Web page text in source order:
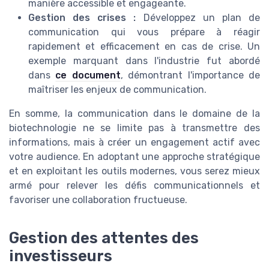
manière accessible et engageante.
Gestion des crises : Développez un plan de
communication qui vous prépare à réagir
rapidement et efficacement en cas de crise. Un
exemple marquant dans l'industrie fut abordé
dans ce document, démontrant l'importance de
maîtriser les enjeux de communication.
En somme, la communication dans le domaine de la
biotechnologie ne se limite pas à transmettre des
informations, mais à créer un engagement actif avec
votre audience. En adoptant une approche stratégique
et en exploitant les outils modernes, vous serez mieux
armé pour relever les défis communicationnels et
favoriser une collaboration fructueuse.
Gestion des attentes des
investisseurs